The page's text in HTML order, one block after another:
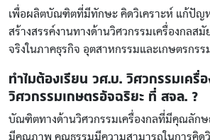
เพื่อผลิตบัณฑิตที่มีทักษะ คิดวิเคราะห์ แก้ปัญ
สร้างสรรค์งานทางด้านวิศวกรรมเครื่องกลสมั
จริงในภาคธุรกิจ อุตสาหกรรมและเกษตรกรร
ทำไมต้องเรียน วศ.บ. วิศวกรรมเครื่
วิศวกรรมเกษตรอัจฉริยะ ที่ สจล. ?
บัณฑิตทางด้านวิศวกรรมเครื่องกลที่มีคุณลัก
มีคุณภาพ คุณธรรมมีความสามารถในการคิด